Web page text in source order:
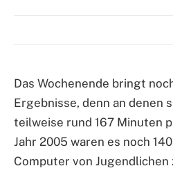
Das Wochenende bringt
Ergebnisse, denn an denen
teilweise rund 167 Minuten
Jahr 2005 waren es noch
Computer von